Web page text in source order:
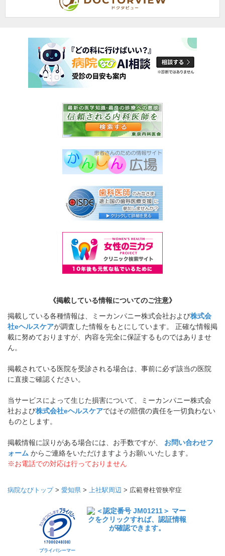
《掲載している情報についてのご注意》
掲載している各種情報は、ミーカンパニー株式会社および株式会
社eヘルスケアが調査した情報をもとにしています。 正確な情報掲
載に努めておりますが、内容を完全に保証するものではありませ
ん。
掲載されている医院を受診される場合は、事前に必ず該当の医院
に直接ご確認ください。
当サービスによって生じた損害について、ミーカンパニー株式会
社および株式会社eヘルスケアではその賠償の責任を一切負わない
ものとします。
掲載情報に誤りがある場合には、お手数ですが、 お問い合わせフ
ォーム からご連絡をいただけますようお願いいたします。
※お電話での対応は行っておりません
病院なびトップ> 愛知県 > 上社駅周辺 > 広範脊柱管狭窄症
プライバシーマー